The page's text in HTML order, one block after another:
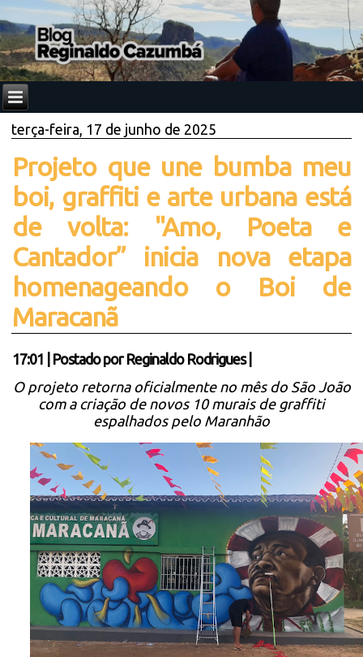
terça-feira, 17 de junho de 2025
Projeto que une bumba meu
boi, graffiti e arte urbana está
de volta: "Amo, Poeta e
Cantador” inicia nova etapa
homenageando o Boi de
Maracanã
17:01 Postado por Reginaldo Rodrigues
O projeto retorna oficialmente no mês do São João
com a criação de novos 10 murais de graffiti
espalhados pelo Maranhão